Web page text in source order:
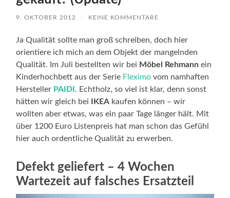
9. OKTOBER 2012 / KEINE KOMMENTARE
Ja Qualität sollte man groß schreiben, doch hier
orientiere ich mich an dem Objekt der mangelnden
Qualität. Im Juli bestellten wir bei Möbel Rehmann ein
Kinderhochbett aus der Serie Fleximo vom namhaften
Hersteller PAIDI . Echtholz, so viel ist klar, denn sonst
hätten wir gleich bei
IKEA kaufen können – wir
wollten aber etwas, was ein paar Tage länger hält. Mit
über 1200 Euro Listenpreis hat man schon das Gefühl
hier auch ordentliche Qualität zu erwerben.
Defekt geliefert – 4 Wochen
Wartezeit auf falsches Ersatzteil